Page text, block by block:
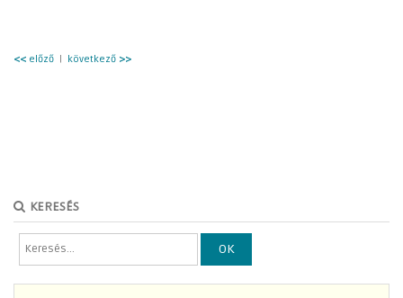
<< előző | következő >>
KERESÉS
OK